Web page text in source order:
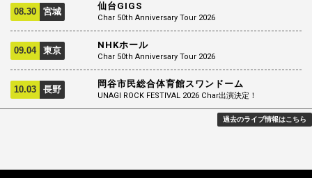
08.30 宮城 仙台GIGS
Char 50th Anniversary Tour 2026
09.04 東京 NHKホール
Char 50th Anniversary Tour 2026
10.03 長野 岡谷市民総合体育館スワンドーム
UNAGI ROCK FESTIVAL 2026 Char出演決定！
過去のライブ情報はこちら